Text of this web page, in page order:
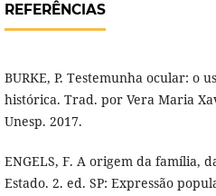
REFERÊNCIAS
BURKE, P. Testemunha ocular: o
histórica. Trad. por Vera Maria
Unesp. 2017.
ENGELS, F. A origem da família,
Estado. 2. ed. SP: Expressão